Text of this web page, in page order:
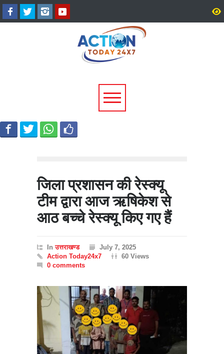
अल्मोड़ा के गांव से आसमान तक: रवि
टम्टा ने तैयार किया पर्सनल फ्लाइंग
व्हीकल, सफल ट्रायल से मची चर्चा
जिला प्रशासन की रेस्क्यू
टीम द्वारा आज ऋषिकेश से
आठ बच्चे रेस्क्यू किए गए हैं
Inउत्तराखण्ड
July 7, 2025
Action Today24x7
60 Views
0 comments